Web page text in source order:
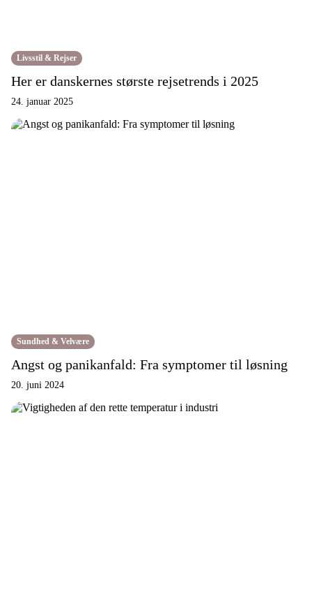
Livsstil & Rejser
Her er danskernes største rejsetrends i 2025
24. januar 2025
Sundhed & Velvære
Angst og panikanfald: Fra symptomer til løsning
20. juni 2024